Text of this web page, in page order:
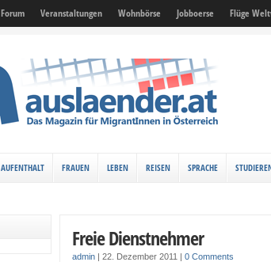
Forum Veranstaltungen Wohnbörse Jobboerse Flüge
AUFENTHALT FRAUEN LEBEN REISEN SPRACHE
Freie Dienstnehmer
admin |22. Dezember 2011 |0 Comments